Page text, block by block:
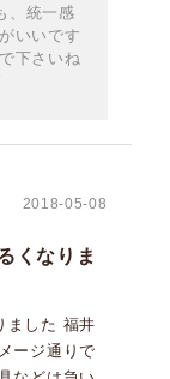
、統一感
いいです
下さいね
2018-05-08
くなりま
ました 福井
ージ通りで